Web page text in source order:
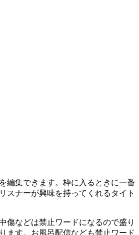
編集できます。枠に入るときに一番
スナーが興味を持ってくれるタイト
傷などは禁止ワードになるので盛り
ます。お風呂配信なども禁止ワード